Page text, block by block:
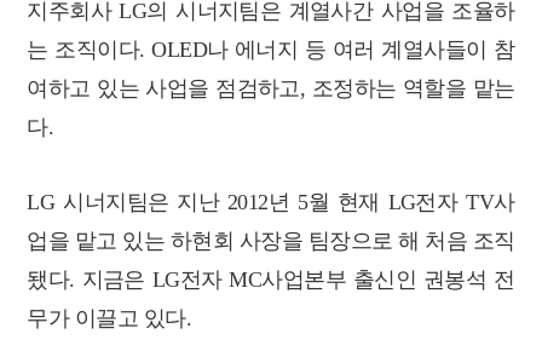
지주회사 LG의 시너지팀은 계열사간 사업을 조율하
는 조직이다. OLED나 에너지 등 여러 계열사들이 참
여하고 있는 사업을 점검하고, 조정하는 역할을 맡는
다.
LG 시너지팀은 지난 2012년 5월 현재 LG전자 TV사
업을 맡고 있는 하현회 사장을 팀장으로 해 처음 조직
됐다. 지금은 LG전자 MC사업본부 출신인 권봉석 전
무가 이끌고 있다.